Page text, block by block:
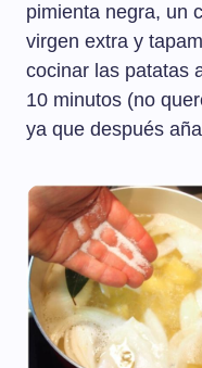
pimienta negra, un
virgen extra y
cocinar las patatas
10 minutos (no
ya que después